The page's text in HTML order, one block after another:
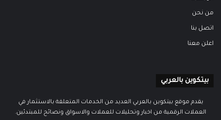
من نحن
اتصل بنا
اعلن معنا
بيتكوين بالعربي
يقدم موقع بيتكوين بالعربي العديد من الخدمات المتعلقة بالاستثمار في
العملات الرقمية من اخبار وتحليلات للعملات والاسواق ونصائح للمبتدئين.